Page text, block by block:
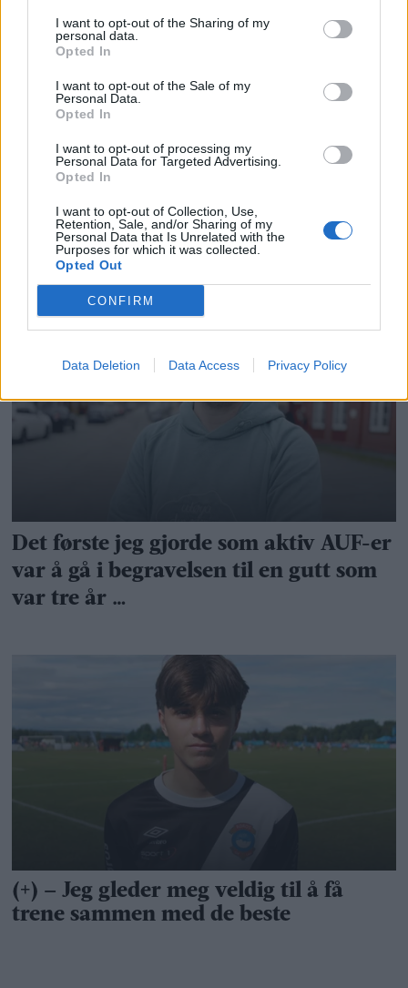
I want to opt-out of the Sharing of my
personal data.
Opted In
I want to opt-out of the Sale of my
Personal Data.
Opted In
I want to opt-out of processing my
Personal Data for Targeted Advertising.
Opted In
I want to opt-out of Collection, Use,
Retention, Sale, and/or Sharing of my
Personal Data that Is Unrelated with the
Purposes for which it was collected.
Opted Out
CONFIRM
Data Deletion Data Access Privacy Policy